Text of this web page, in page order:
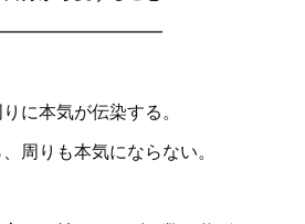
に本気が伝染する。
周りも本気にならない。